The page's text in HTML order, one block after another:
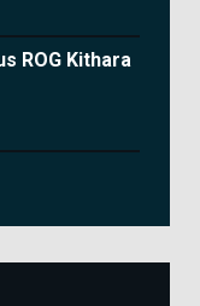
ROG Kithara